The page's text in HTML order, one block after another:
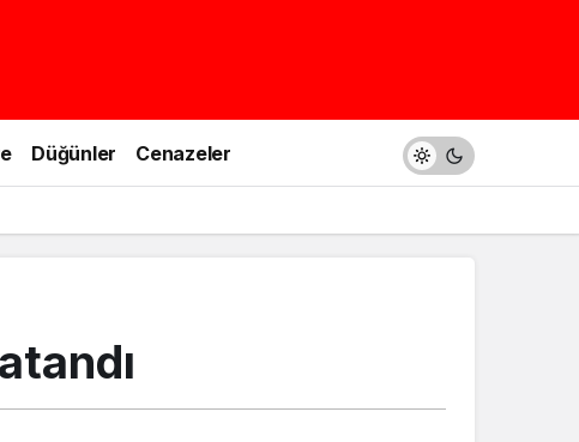
Düğünler Cenazeler